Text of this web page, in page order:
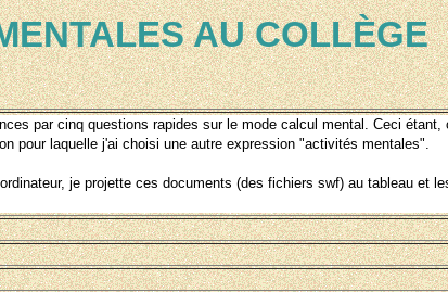
par cinq questions rapides sur le mode calcul mental. Ceci étant,
pour laquelle j'ai choisi une autre expression "activités mentales".
je projette ces documents (des fichiers swf) au tableau et
AU COLLÈGE